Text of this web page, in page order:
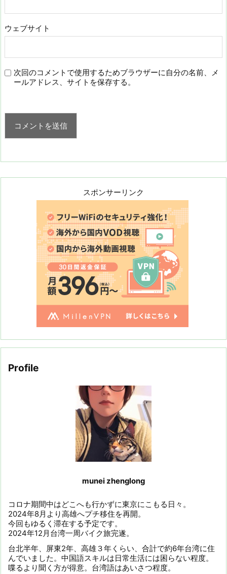
ウェブサイト
次回のコメントで使用するためブラウザーに自分の名前、メ
ールアドレス、サイトを保存する。
スポンサーリンク
Profile
munei zhenglong
コロナ期間中はどこへも行かずに東京にこもる日々。
2024年8月より高雄へプチ移住を再開。
今回もゆるく滞在する予定です。
2024年12月台湾一周バイク旅完遂。
台北半年、屏東2年、高雄３年くらい、合計で約6年台湾に住
んでいました。中国語スキルは日常生活には困らない程度。
喋るより聞く方が得意。台湾語はあいさつ程度。